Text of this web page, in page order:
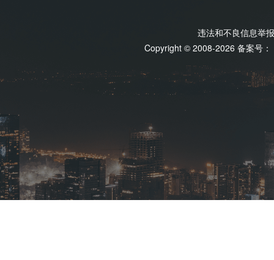
违法和不良信息举
Copyright © 2008-2026 备案号：